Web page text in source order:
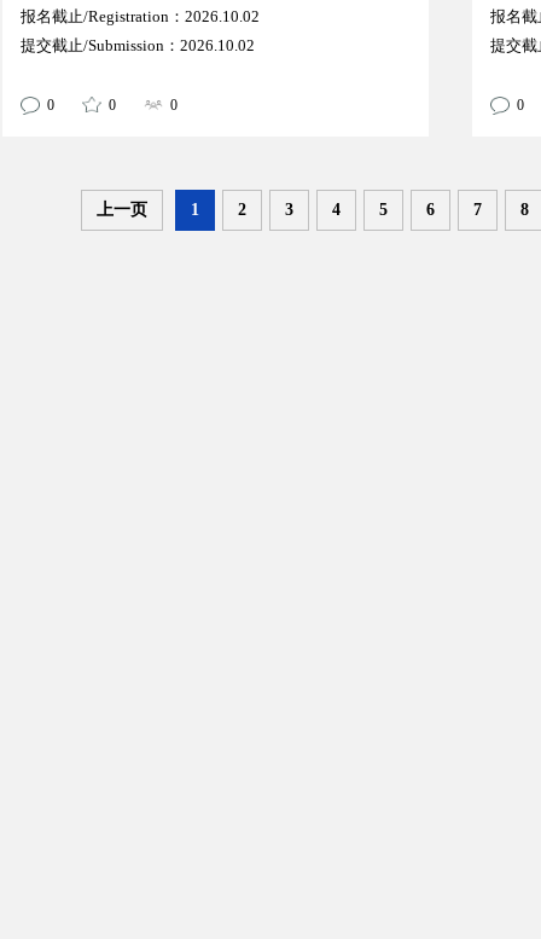
报名截止/Registration：2026.10.02
提交截止/Submission：2026.10.02
0 0 0
报名截
提交截
0
上一页 1 2 3 4 5 6 7 8